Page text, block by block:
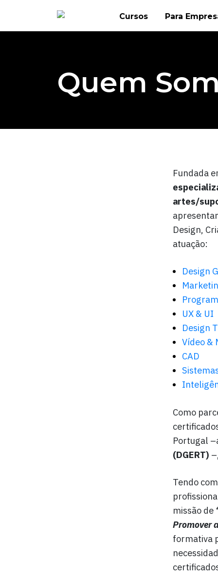
content
Cursos Para
Quem
Fundada
artes/
Design,
atuação:
Design
UX & UI
Design
Vídeo &
CAD
Como
Portugal
(DGERT)
Tendo
missão de
Promover
formativa